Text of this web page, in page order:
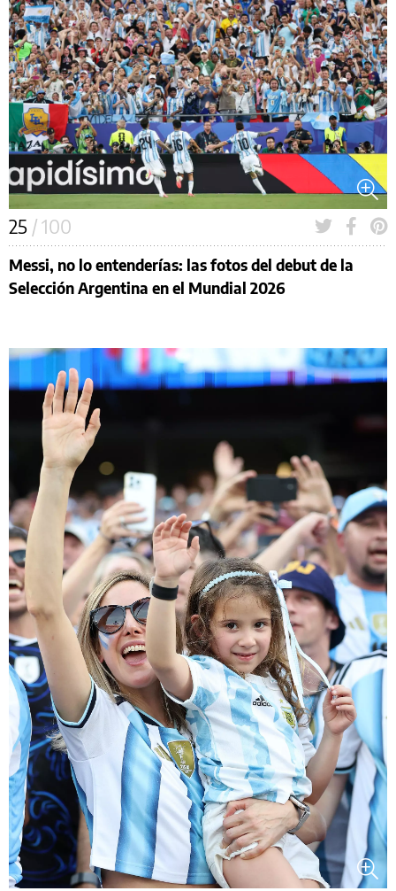
25 / 100
Messi, no lo entenderías: las fotos del debut de la
Selección Argentina en el Mundial 2026